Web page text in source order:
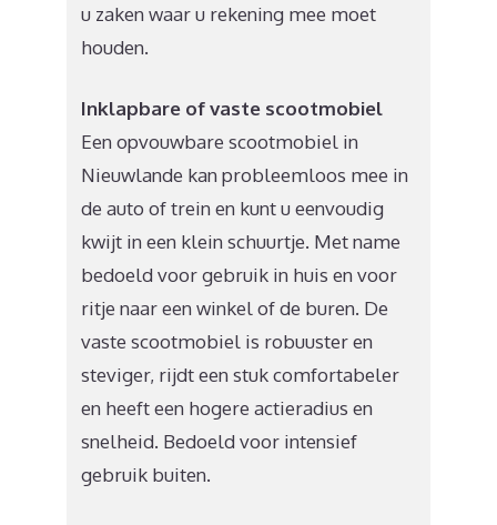
u zaken waar u rekening mee moet
houden.
Inklapbare of vaste scootmobiel
Een opvouwbare scootmobiel in
Nieuwlande kan probleemloos mee in
de auto of trein en kunt u eenvoudig
kwijt in een klein schuurtje. Met name
bedoeld voor gebruik in huis en voor
ritje naar een winkel of de buren. De
vaste scootmobiel is robuuster en
steviger, rijdt een stuk comfortabeler
en heeft een hogere actieradius en
snelheid. Bedoeld voor intensief
gebruik buiten.